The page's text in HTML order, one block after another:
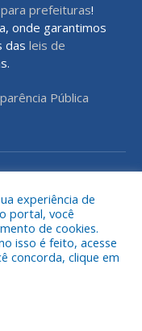
prefeituras!
onde garantimos
das leis de
Pública
de Rondon do
experiência de
portal, você
de cookies.
isso é feito, acesse
concorda, clique em